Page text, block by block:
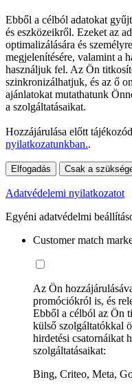
Ebből a célból adatokat
és eszközeikről. Ezeket az
optimalizálására és
megjelenítésére, valamint a
használjuk fel. Az Ön
szinkronizálhatjuk, és az ő
ajánlatokat mutathatunk
a szolgáltatásaikat.
Hozzájárulása előtt
nyilatkozatunkban..
Elfogadás Csak a
Adatvédelemi nyilatkozatot
Egyéni adatvédelmi
Customer match
Az Ön
promóciókról is, és
Ebből a célból az Ön
külső szolgáltatókkal
hirdetési csatornáikat
szolgáltatásaikat:
Bing, Criteo, Meta,